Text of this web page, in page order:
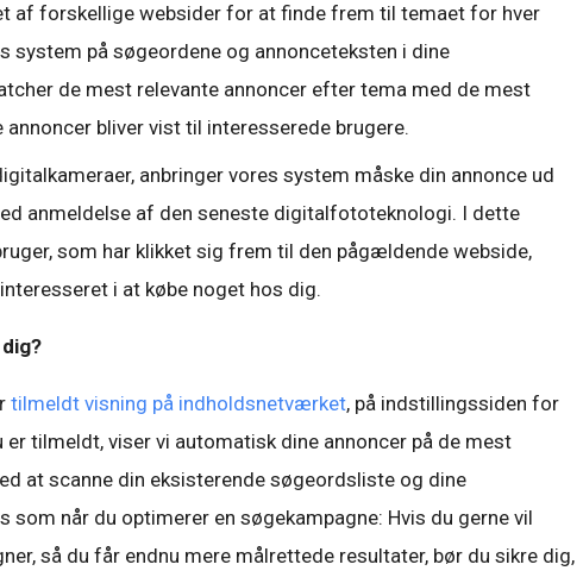
af forskellige websider for at finde frem til temaet for hver
system på søgeordene og annonceteksten i dine
de mest relevante annoncer efter tema med de mest
annoncer bliver vist til interesserede brugere.
anbringer vores system måske din annonce ud
anmeldelse af den seneste digitalfototeknologi. I dette
som har klikket sig frem til den pågældende webside,
i at købe noget hos dig.
tilmeldt visning på indholdsnetværket, på indstillingssiden for
er tilmeldt, viser vi automatisk dine annoncer på de mest
at scanne din eksisterende søgeordsliste og dine
som når du optimerer en søgekampagne: Hvis du gerne vil
så du får endnu mere målrettede resultater, bør du sikre dig,